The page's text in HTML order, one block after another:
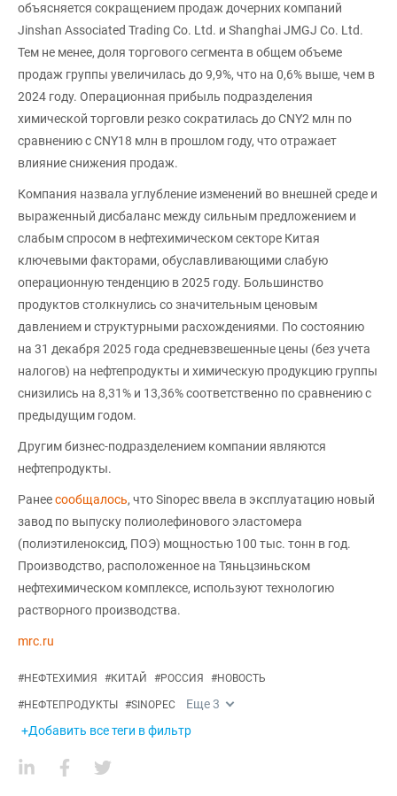
объясняется сокращением продаж дочерних компаний
Jinshan Associated Trading Co. Ltd. и Shanghai JMGJ Co. Ltd.
Тем не менее, доля торгового сегмента в общем объеме
продаж группы увеличилась до 9,9%, что на 0,6% выше, чем в
2024 году. Операционная прибыль подразделения
химической торговли резко сократилась до CNY2 млн по
сравнению с CNY18 млн в прошлом году, что отражает
влияние снижения продаж.
Компания назвала углубление изменений во внешней среде и
выраженный дисбаланс между сильным предложением и
слабым спросом в нефтехимическом секторе Китая
ключевыми факторами, обуславливающими слабую
операционную тенденцию в 2025 году. Большинство
продуктов столкнулись со значительным ценовым
давлением и структурными расхождениями. По состоянию
на 31 декабря 2025 года средневзвешенные цены (без учета
налогов) на нефтепродукты и химическую продукцию группы
снизились на 8,31% и 13,36% соответственно по сравнению с
предыдущим годом.
Другим бизнес-подразделением компании являются
нефтепродукты.
Ранеесообщалось, что Sinopec ввела в эксплуатацию новый
завод по выпуску полиолефинового эластомера
(полиэтиленоксид, ПОЭ) мощностью 100 тыс. тонн в год.
Производство, расположенное на Тяньцзиньском
нефтехимическом комплексе, используют технологию
растворного производства.
mrc.ru
#НЕФТЕХИМИЯ #КИТАЙ #РОССИЯ #НОВОСТЬ
#НЕФТЕПРОДУКТЫ #SINOPEC Еще3
+Добавить все теги в фильтр